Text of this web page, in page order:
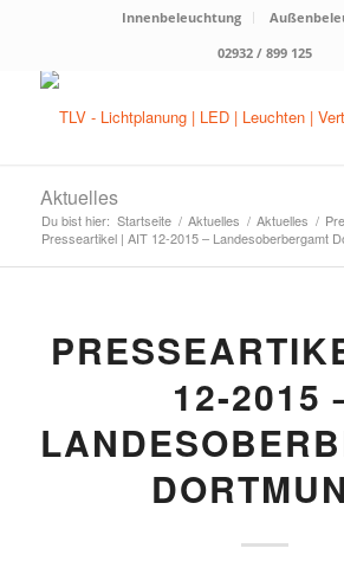
Innenbeleuchtung
02932 / 899 125
Aktuelles
Du bist hier: Startseite / Aktuelles / Aktuelles /
Presseartikel | AIT 12-2015 – Landesoberbergamt
12-2015